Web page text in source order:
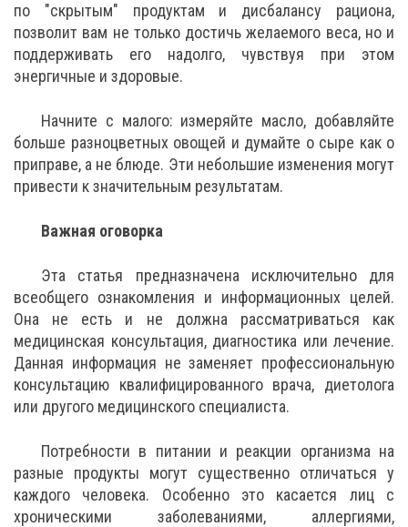
по "скрытым" продуктам и дисбалансу рациона,
позволит вам не только достичь желаемого веса, но и
поддерживать его надолго, чувствуя при этом
энергичные и здоровые.
Начните с малого: измеряйте масло, добавляйте
больше разноцветных овощей и думайте о сыре как о
приправе, а не блюде. Эти небольшие изменения могут
привести к значительным результатам.
Важная оговорка
Эта статья предназначена исключительно для
всеобщего ознакомления и информационных целей.
Она не есть и не должна рассматриваться как
медицинская консультация, диагностика или лечение.
Данная информация не заменяет профессиональную
консультацию квалифицированного врача, диетолога
или другого медицинского специалиста.
Потребности в питании и реакции организма на
разные продукты могут существенно отличаться у
каждого человека. Особенно это касается лиц с
хроническими заболеваниями, аллергиями,